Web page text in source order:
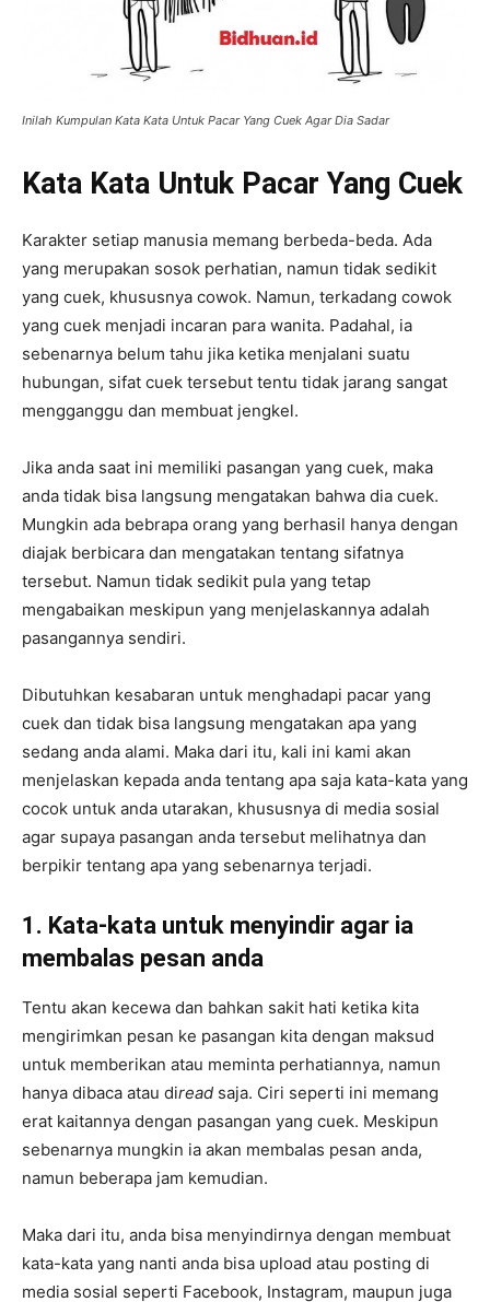
Inilah Kumpulan Kata Kata Untuk Pacar Yang Cuek Agar Dia Sadar
Kata Kata Untuk Pacar Yang Cuek
Karakter setiap manusia memang berbeda-beda. Ada
yang merupakan sosok perhatian, namun tidak sedikit
yang cuek, khususnya cowok. Namun, terkadang cowok
yang cuek menjadi incaran para wanita. Padahal, ia
sebenarnya belum tahu jika ketika menjalani suatu
hubungan, sifat cuek tersebut tentu tidak jarang sangat
mengganggu dan membuat jengkel.
Jika anda saat ini memiliki pasangan yang cuek, maka
anda tidak bisa langsung mengatakan bahwa dia cuek.
Mungkin ada bebrapa orang yang berhasil hanya dengan
diajak berbicara dan mengatakan tentang sifatnya
tersebut. Namun tidak sedikit pula yang tetap
mengabaikan meskipun yang menjelaskannya adalah
pasangannya sendiri.
Dibutuhkan kesabaran untuk menghadapi pacar yang
cuek dan tidak bisa langsung mengatakan apa yang
sedang anda alami. Maka dari itu, kali ini kami akan
menjelaskan kepada anda tentang apa saja kata-kata yang
cocok untuk anda utarakan, khususnya di media sosial
agar supaya pasangan anda tersebut melihatnya dan
berpikir tentang apa yang sebenarnya terjadi.
1. Kata-kata untuk menyindir agar ia
membalas pesan anda
Tentu akan kecewa dan bahkan sakit hati ketika kita
mengirimkan pesan ke pasangan kita dengan maksud
untuk memberikan atau meminta perhatiannya, namun
hanya dibaca atau diread saja. Ciri seperti ini memang
erat kaitannya dengan pasangan yang cuek. Meskipun
sebenarnya mungkin ia akan membalas pesan anda,
namun beberapa jam kemudian.
Maka dari itu, anda bisa menyindirnya dengan membuat
kata-kata yang nanti anda bisa upload atau posting di
media sosial seperti Facebook, Instagram, maupun juga